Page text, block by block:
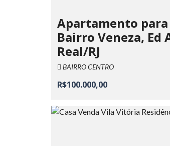
Apartamento para
Bairro Veneza, Ed
Real/RJ
BAIRRO CENTRO
R$100.000,00